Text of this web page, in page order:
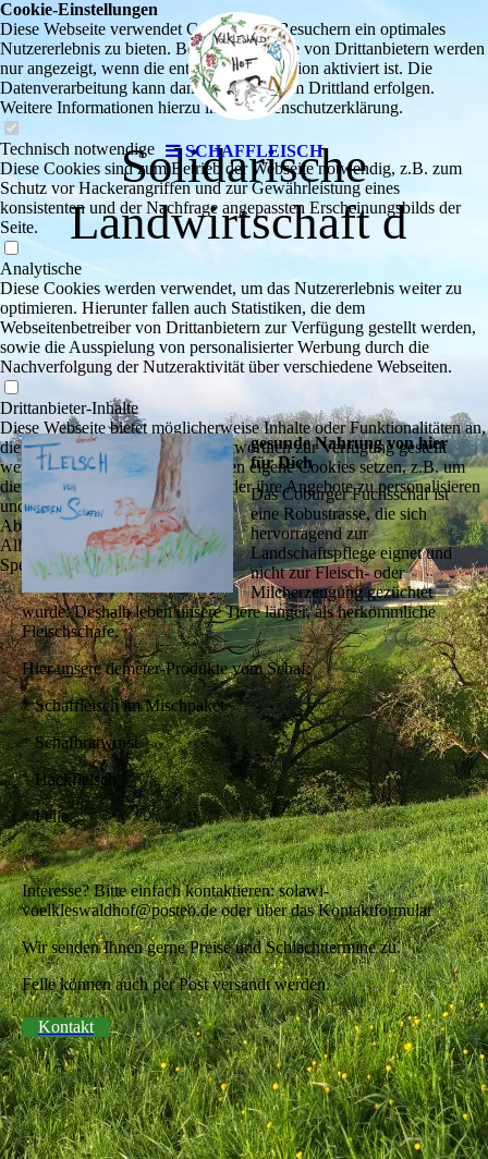
SCHAFFLEISCH
Solidarische
Landwirtschaft d
gesunde Nahrung von hier
für Dich
Das Coburger Fuchsschaf ist
eine Robustrasse, die sich
hervorragend zur
Landschaftspflege eignet und
nicht zur Fleisch- oder
Milcherzeugung gezüchtet
wurde. Deshalb leben unsere Tiere länger, als herkömmliche
Fleischschafe.
Hier unsere demeter-Produkte vom Schaf:
* Schaffleisch im Mischpaket
* Schafbratwurst
* Hackfleisch
* Felle
Interesse? Bitte einfach kontaktieren: solawi-
voelkleswaldhof@posteo.de oder über das Kontaktformular
Wir senden Ihnen gerne Preise und Schlachttermine zu.
Felle können auch per Post versandt werden.
Kontakt
Cookie-Einstellungen
Diese Webseite verwendet Cookies, um Besuchern ein optimales
Nutzererlebnis zu bieten. Bestimmte Inhalte von Drittanbietern werden
nur angezeigt, wenn die entsprechende Option aktiviert ist. Die
Datenverarbeitung kann dann auch in einem Drittland erfolgen.
Weitere Informationen hierzu in der Datenschutzerklärung.
Technisch notwendige
Diese Cookies sind zum Betrieb der Webseite notwendig, z.B. zum
Schutz vor Hackerangriffen und zur Gewährleistung eines
konsistenten und der Nachfrage angepassten Erscheinungsbilds der
Seite.
Analytische
Diese Cookies werden verwendet, um das Nutzererlebnis weiter zu
optimieren. Hierunter fallen auch Statistiken, die dem
Webseitenbetreiber von Drittanbietern zur Verfügung gestellt werden,
sowie die Ausspielung von personalisierter Werbung durch die
Nachverfolgung der Nutzeraktivität über verschiedene Webseiten.
Drittanbieter-Inhalte
Diese Webseite bietet möglicherweise Inhalte oder Funktionalitäten an,
die von Drittanbietern eigenverantwortlich zur Verfügung gestellt
werden. Diese Drittanbieter können eigene Cookies setzen, z.B. um
die Nutzeraktivität zu verfolgen oder ihre Angebote zu personalisieren
und zu optimieren.
Ablehnen
Alle akzeptieren
Speichern